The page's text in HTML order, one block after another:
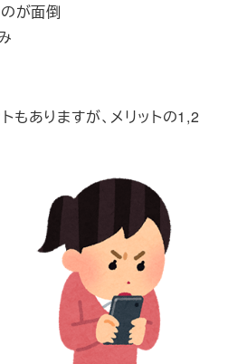
が面倒
もありますが、メリットの1,2